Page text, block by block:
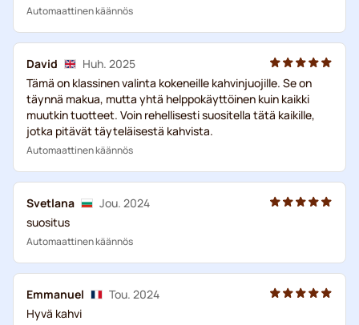
Automaattinen käännös
David
Huh. 2025
Tämä on klassinen valinta kokeneille kahvinjuojille. Se on
täynnä makua, mutta yhtä helppokäyttöinen kuin kaikki
muutkin tuotteet. Voin rehellisesti suositella tätä kaikille,
jotka pitävät täyteläisestä kahvista.
Automaattinen käännös
Svetlana
Jou. 2024
suositus
Automaattinen käännös
Emmanuel
Tou. 2024
Hyvä kahvi